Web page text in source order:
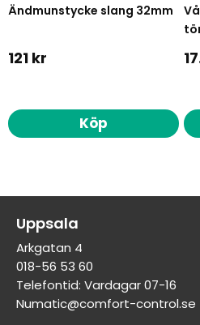
Ändmunstycke slang 32mm
121 kr
Köp
Uppsala
Arkgatan 4
018-56 53 60
Telefontid: Vardagar 07-16
Numatic@comfort-control.se